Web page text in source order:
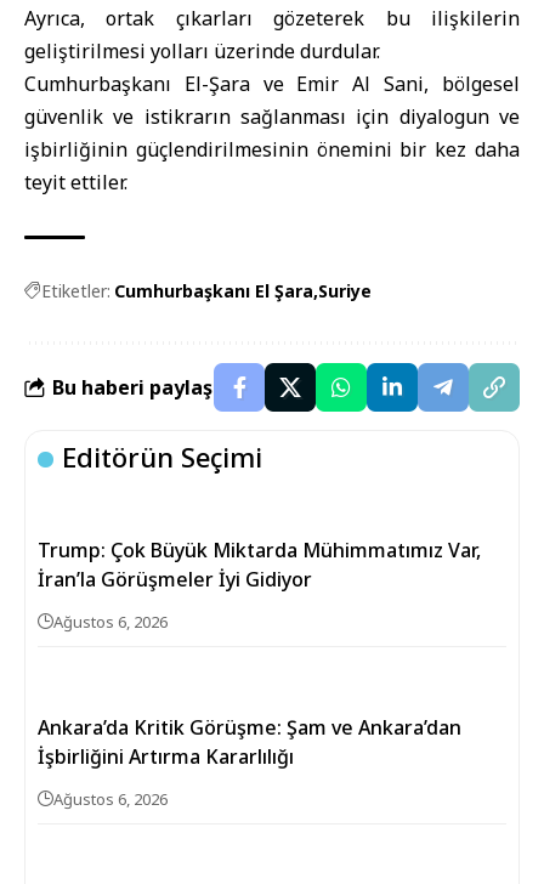
Ayrıca, ortak çıkarları gözeterek bu ilişkilerin
geliştirilmesi yolları üzerinde durdular.
Cumhurbaşkanı El-Şara ve Emir Al Sani, bölgesel
güvenlik ve istikrarın sağlanması için diyalogun ve
işbirliğinin güçlendirilmesinin önemini bir kez daha
teyit ettiler.
Etiketler: Cumhurbaşkanı El Şara Suriye
Bu haberi paylaş
Editörün Seçimi
Trump: Çok Büyük Miktarda Mühimmatımız Var,
İran’la Görüşmeler İyi Gidiyor
Ağustos 6, 2026
Ankara’da Kritik Görüşme: Şam ve Ankara’dan
İşbirliğini Artırma Kararlılığı
Ağustos 6, 2026